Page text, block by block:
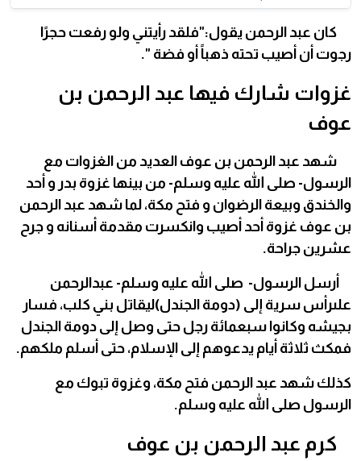
كان عبد الرحمن يقول:"فلقد رأيتني ولو رفعت حجرًا
رجوت أن أصيب تحته ذهباً أو فضة ".
غزوات شارك فيها عبد الرحمن بن
عوف
شهد عبد الرحمن بن عوف العديد من الغزوات مع
الرسول- صلى الله عليه وسلم- من بينها غزوة بدر و أحد
والخندق وبيعة الرضوان و فتح مكة، لما شهد عبد الرحمن
بن عوف غزوة أحد أصيب وانكسرت مقدمة أسنانه و جرح
عشرين جراحة.
أرسل الرسول- صلى الله عليه وسلم- عبدالرحمن
علىرأس سرية إلى (دومة الجندل)ليقاتل بني كلب، فسار
بجيشه وكانوا سبعمائة رجل حتى وصل إلى دومة الجندل
فمكث ثلاثة أيام يدعوهم إلى الإسلام، حتى أسلم ملكهم.
كذلك شهد عبد الرحمن فتح مكة، وغزوة تبوك مع
الرسول صلى الله عليه وسلم.
كرم عبد الرحمن بن عوف